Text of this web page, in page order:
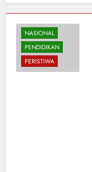
NASIONAL
PENDIDIKAN
PERISTIWA